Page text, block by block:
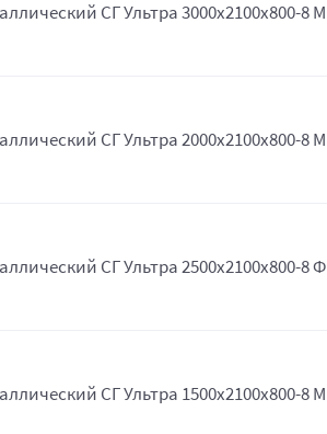
СГ Ультра 3000x2100x800-8 М
СГ Ультра 2000x2100x800-8 М
СГ Ультра 2500x2100x800-8 Ф
СГ Ультра 1500x2100x800-8 М